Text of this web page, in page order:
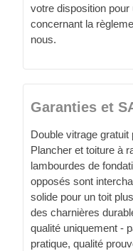
votre disposition pour
concernant la
nous.
Garanties et
Double vitrage
Plancher et toiture à
lambourdes de
opposés sont
solide pour un toit
des charnières
qualité uniquement -
pratique, qualité